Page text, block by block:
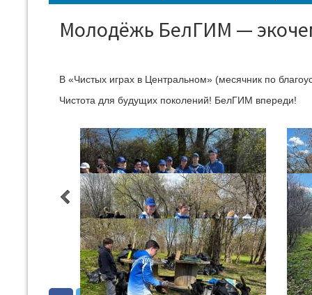
Молодёжь БелГИМ —
В «Чистых играх в Центральном» (месячник по
Чистота для будущих поколений! БелГИМ впереди!